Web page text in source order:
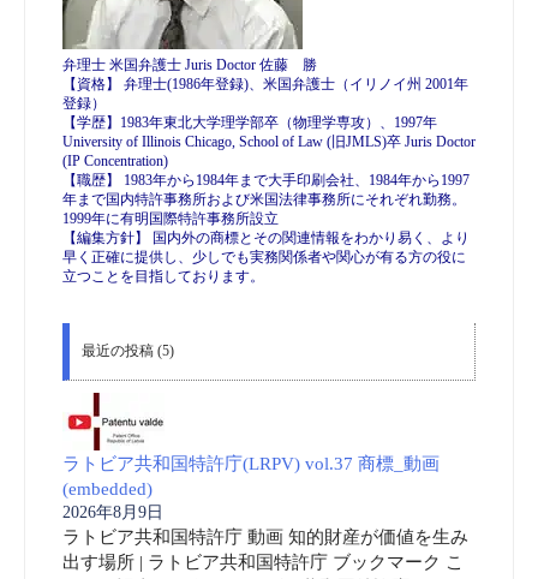
弁理士 米国弁護士 Juris Doctor 佐藤 勝
【資格】 弁理士(1986年登録)、米国弁護士（イリノイ州 2001年
登録）
【学歴】1983年東北大学理学部卒（物理学専攻）、1997年
University of Illinois Chicago, School of Law (旧JMLS)卒 Juris Doctor
(IP Concentration)
【職歴】 1983年から1984年まで大手印刷会社、1984年から1997
年まで国内特許事務所および米国法律事務所にそれぞれ勤務。
1999年に有明国際特許事務所設立
【編集方針】 国内外の商標とその関連情報をわかり易く、より
早く正確に提供し、少しでも実務関係者や関心が有る方の役に
立つことを目指しております。
最近の投稿 (5)
ラトビア共和国特許庁(LRPV) vol.37 商標_動画
(embedded)
2026年8月9日
ラトビア共和国特許庁 動画 知的財産が価値を生み
出す場所 | ラトビア共和国特許庁 ブックマーク こ